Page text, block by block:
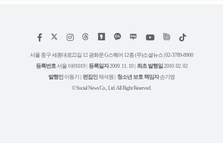
페
스
인
타
램
위
트
유
튜
틱
서울 중구 세종대로22길 12 광화문 G스퀘어 12층 (주)소셜뉴스 | 02-3789-8900
등록번호서울 아01019 | 등록일자2009. 11. 10 | 최초 발행일 2010. 02. 02
발행인 이동기 | 편집인채석원 | 청소년 보호 책임자손기영
© Social News Co., Ltd. All Right Reserved.